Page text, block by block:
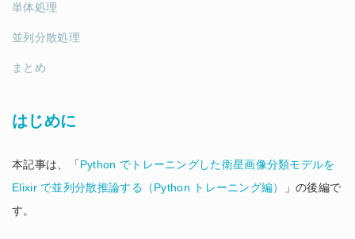
はじめに
本記事は、「Python でトレーニングした衛星画像分類モデルを
Elixir で並列分散推論する（Python トレーニング編）
」の後編で
す。
単体処理
並列分散処理
まとめ